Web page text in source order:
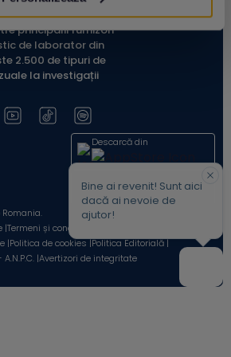
principalii furnizori
de laborator din
2.500 de tipuri de
la investigații
Descarcă din
|Termeni și condiții Shop Online |
|Politica de cookies |Politica Editorială |
|Avertizori de integritate
Bine ai revenit! Sunt aici
dacă ai nevoie de
ajutor!